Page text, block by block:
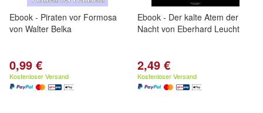
Ebook - Piraten vor Formosa
von Walter Belka
0,99 €
Kostenloser Versand
Ebook - Der kalte Atem der
Nacht von Eberhard Leucht
2,49 €
Kostenloser Versand